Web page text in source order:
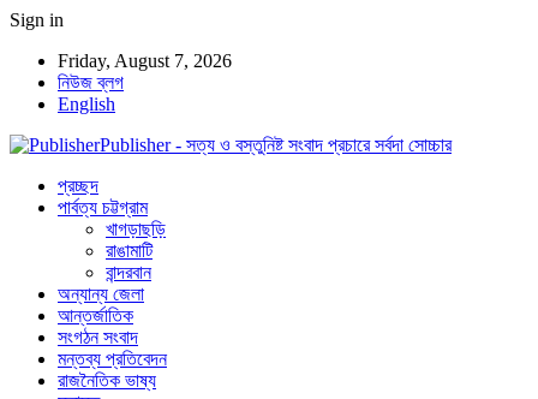
Sign in
Friday, August 7, 2026
নিউজ ব্লগ
English
Publisher - সত্য ও বস্তুনিষ্ট সংবাদ প্রচারে সর্বদা সোচ্চার
প্রচ্ছদ
পার্বত্য চট্টগ্রাম
খাগড়াছড়ি
রাঙামাটি
বান্দরবান
অন্যান্য জেলা
আন্তর্জাতিক
সংগঠন সংবাদ
মন্তব্য প্রতিবেদন
রাজনৈতিক ভাষ্য